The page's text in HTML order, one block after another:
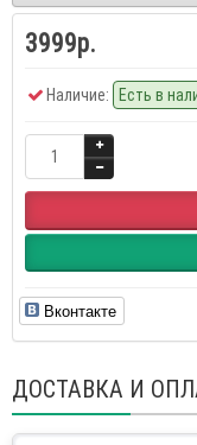
3999р.
Наличие: Есть в
Вконтакте
ДОСТАВКА И